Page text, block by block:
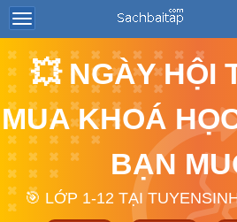
💥 NGÀY HỘI
MUA KHOÁ
BẠN
🎯 LỚP 1-12 TẠI